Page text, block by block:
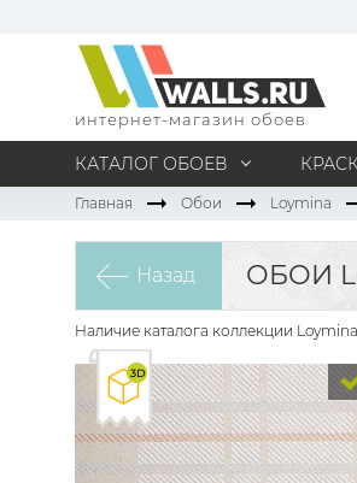
интернет-магазин обоев
КАТАЛОГ ОБОЕВ
МАТЕРИАЛ
Под покраску
Натуральные
Виниловые
Бумажные
ПОМЕЩЕНИЕ
Кабинет
Коридор Офис
Спальня
Детская Кухня
Все типы помещений
Главная Обои Loymina
Назад ОБОИ
Наличие каталога коллекции